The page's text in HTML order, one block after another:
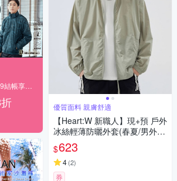
優質面料 親膚舒適
【Heart:W 新職人】現+預 戶外
冰絲輕薄防曬外套(春夏/男外
套/冰絲外套)
$623
4(2)
券